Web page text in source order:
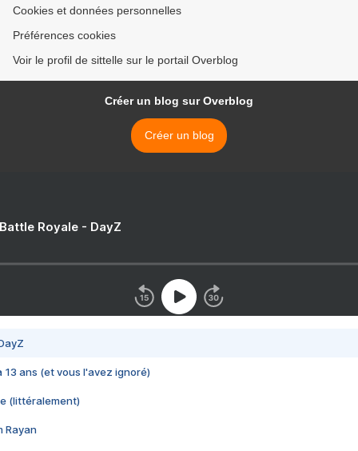
Cookies et données personnelles
Préférences cookies
Voir le profil de sittelle sur le portail Overblog
Créer un blog sur Overblog
Créer un blog
Royale - DayZ
13 ans (et vous l'avez ignoré)
(littéralement)
Rayan